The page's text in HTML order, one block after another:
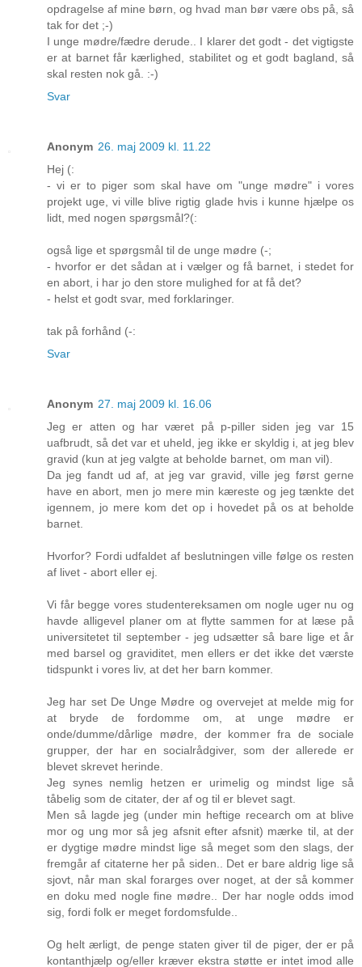
opdragelse af mine børn, og hvad man bør være obs på, så
tak for det ;-)
I unge mødre/fædre derude.. I klarer det godt - det vigtigste
er at barnet får kærlighed, stabilitet og et godt bagland, så
skal resten nok gå. :-)
Svar
Anonym 26. maj 2009 kl. 11.22
Hej (:
- vi er to piger som skal have om "unge mødre" i vores
projekt uge, vi ville blive rigtig glade hvis i kunne hjælpe os
lidt, med nogen spørgsmål?(:
også lige et spørgsmål til de unge mødre (-;
- hvorfor er det sådan at i vælger og få barnet, i stedet for
en abort, i har jo den store mulighed for at få det?
- helst et godt svar, med forklaringer.
tak på forhånd (-:
Svar
Anonym 27. maj 2009 kl. 16.06
Jeg er atten og har været på p-piller siden jeg var 15
uafbrudt, så det var et uheld, jeg ikke er skyldig i, at jeg blev
gravid (kun at jeg valgte at beholde barnet, om man vil).
Da jeg fandt ud af, at jeg var gravid, ville jeg først gerne
have en abort, men jo mere min kæreste og jeg tænkte det
igennem, jo mere kom det op i hovedet på os at beholde
barnet.
Hvorfor? Fordi udfaldet af beslutningen ville følge os resten
af livet - abort eller ej.
Vi får begge vores studentereksamen om nogle uger nu og
havde alligevel planer om at flytte sammen for at læse på
universitetet til september - jeg udsætter så bare lige et år
med barsel og graviditet, men ellers er det ikke det værste
tidspunkt i vores liv, at det her barn kommer.
Jeg har set De Unge Mødre og overvejet at melde mig for
at bryde de fordomme om, at unge mødre er
onde/dumme/dårlige mødre, der kommer fra de sociale
grupper, der har en socialrådgiver, som der allerede er
blevet skrevet herinde.
Jeg synes nemlig hetzen er urimelig og mindst lige så
tåbelig som de citater, der af og til er blevet sagt.
Men så lagde jeg (under min heftige recearch om at blive
mor og ung mor så jeg afsnit efter afsnit) mærke til, at der
er dygtige mødre mindst lige så meget som den slags, der
fremgår af citaterne her på siden.. Det er bare aldrig lige så
sjovt, når man skal forarges over noget, at der så kommer
en doku med nogle fine mødre.. Der har nogle odds imod
sig, fordi folk er meget fordomsfulde..
Og helt ærligt, de penge staten giver til de piger, der er på
kontanthjælp og/eller kræver ekstra støtte er intet imod alle